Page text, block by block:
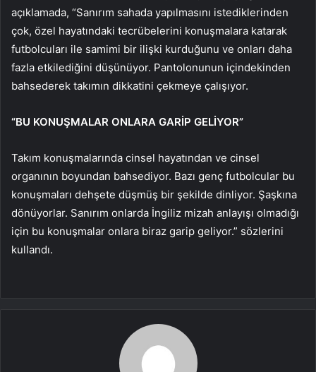
açıklamada, “Sanırım sahada yapılmasını istediklerinden
çok, özel hayatındaki tecrübelerini konuşmalara katarak
futbolcuları ile samimi bir ilişki kurduğunu ve onları daha
fazla etkilediğini düşünüyor. Pantolonunun içindekinden
bahsederek takımın dikkatini çekmeye çalışıyor.
“BU KONUŞMALAR ONLARA GARİP GELİYOR”
Takım konuşmalarında cinsel hayatından ve cinsel
organının boyundan bahsediyor. Bazı genç futbolcular bu
konuşmaları dehşete düşmüş bir şekilde dinliyor. Şaşkına
dönüyorlar. Sanırım onlarda İngiliz mizah anlayışı olmadığı
için bu konuşmalar onlara biraz garip geliyor.” sözlerini
kullandı.